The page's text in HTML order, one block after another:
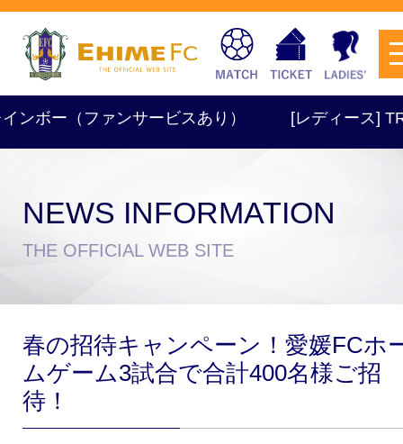
試合日程・結果 アクセス
クラブ・会社情報 レディース
チケットを購入
ファンサービスあり） [レディース] TR 17:45
NEWS INFORMATION
THE OFFICIAL WEB SITE
春の招待キャンペーン！愛媛FCホ
ムゲーム3試合で合計400名様ご招
待！